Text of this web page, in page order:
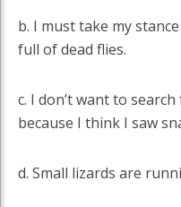
b. I must take my
full of dead flies.
c. I don’t want to
because I think I saw
d. Small lizards are